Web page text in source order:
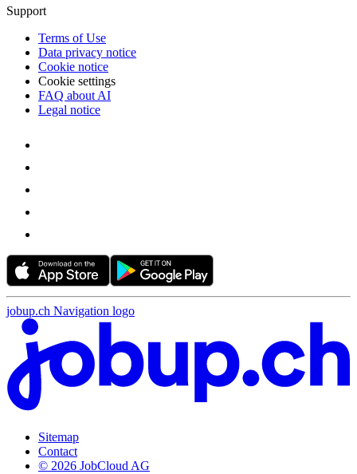
Support
Terms of Use
Data privacy notice
Cookie notice
Cookie settings
FAQ about AI
Legal notice
jobup.ch Navigation logo
Sitemap
Contact
© 2026 JobCloud AG